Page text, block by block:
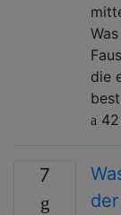
die
42
7